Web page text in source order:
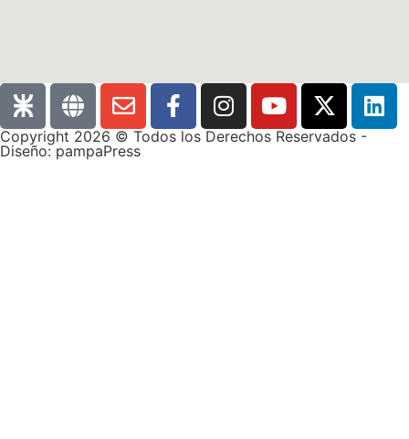
Copyright 2026 © Todos los Derechos Reservados -
Diseño: pampaPress